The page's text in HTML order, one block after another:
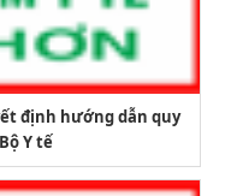
định hướng dẫn quy
Y tế